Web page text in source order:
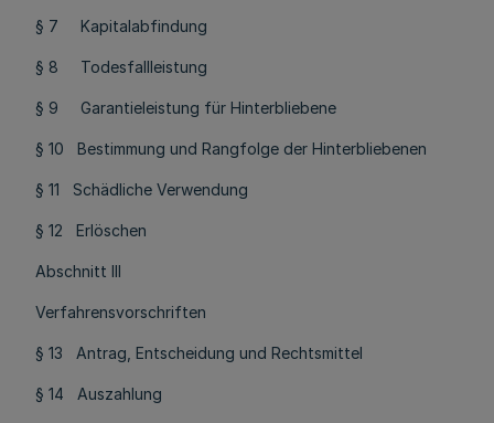
§ 7 Kapitalabfindung
§ 8 Todesfallleistung
§ 9 Garantieleistung für Hinterbliebene
§ 10 Bestimmung und Rangfolge der Hinterbliebenen
§ 11 Schädliche Verwendung
§ 12 Erlöschen
Abschnitt III
Verfahrensvorschriften
§ 13 Antrag, Entscheidung und Rechtsmittel
§ 14 Auszahlung